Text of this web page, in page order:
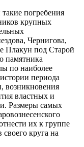
погребения
крупных
Чернигова,
Плакун под Старой
памятника
по наиболее
периода
возникновения
властных и
Размеры самых
их к группе
круга на